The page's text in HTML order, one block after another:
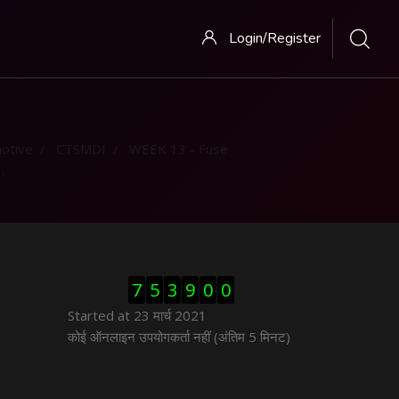
Login/Register
ब्लॉक से हट जायें
7 5 3 9 0 0
Started at 23 मार्च 2021
ब्लॉक से हट जायें
कोई ऑनलाइन उपयोगकर्ता नहीं (अंतिम 5 मिनट)